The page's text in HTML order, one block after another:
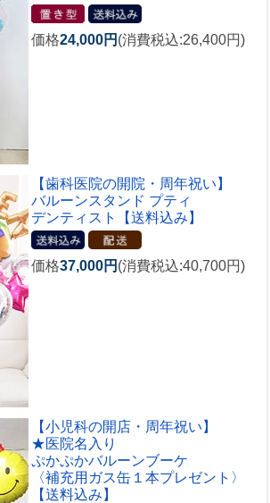
価格24,000円 (消費税込:26,400円)
【歯科医院の開院・周年祝い】
バルーンスタンド プティ
デンティスト【送料込み】
価格37,000円 (消費税込:40,700円)
【小児科の開店・周年祝い】
★医院名入り
ぷかぷかバルーンブーケ
〈補充用ガス缶１本プレゼント〉
【送料込み】